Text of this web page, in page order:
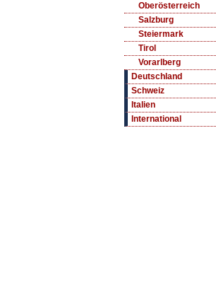
Oberösterreich
Salzburg
Steiermark
Tirol
Vorarlberg
Deutschland
Schweiz
Italien
International